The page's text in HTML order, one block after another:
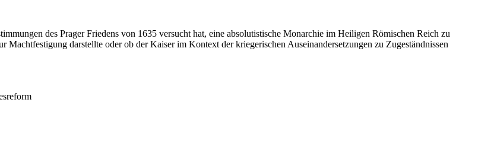
des Prager Friedens von 1635 versucht hat, eine absolutistische Monarchie im Heiligen Römischen Reich zu
darstellte oder ob der Kaiser im Kontext der kriegerischen Auseinandersetzungen zu Zugeständnissen